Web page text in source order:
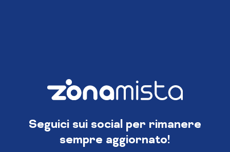
Seguici sui social per rimanere
sempre aggiornato!